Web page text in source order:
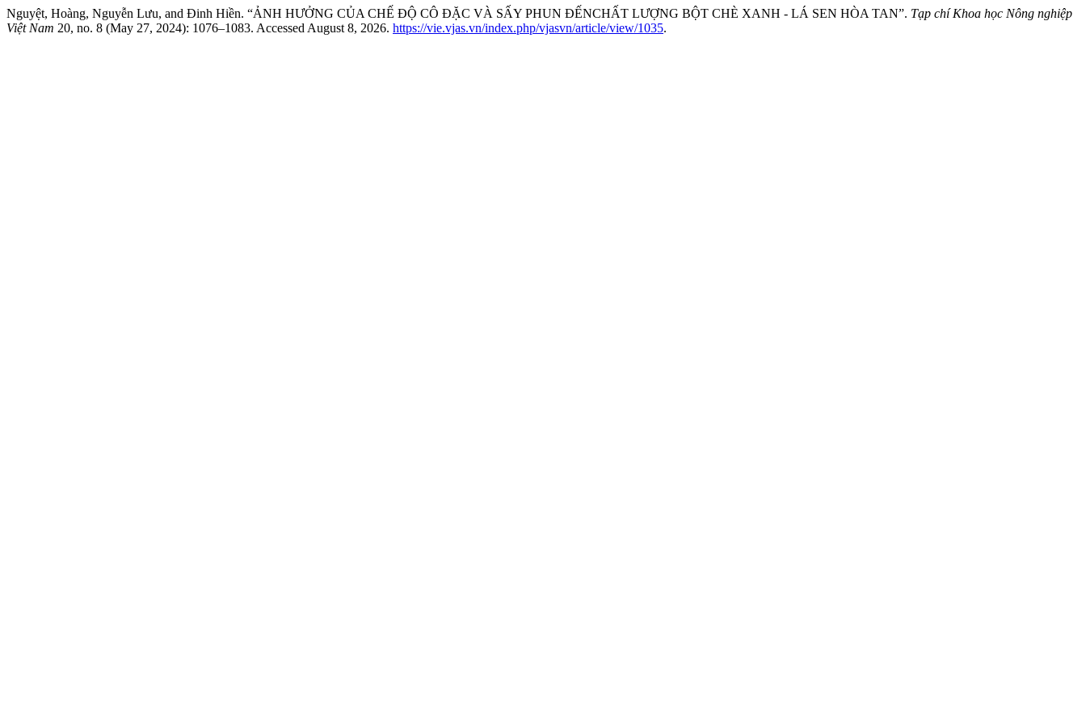
Nguyệt, Hoàng, Nguyễn Lưu, and Đinh Hiền. “ẢNH HƯỞNG CỦA CHẾ ĐỘ CÔ ĐẶC VÀ SẤY PHUN ĐẾNCHẤT LƯỢNG BỘT CHÈ XANH - LÁ SEN HÒA TAN”. Tạp chí Khoa học Nông nghiệp
Việt Nam 20, no. 8 (May 27, 2024): 1076–1083. Accessed August 8, 2026. https://vie.vjas.vn/index.php/vjasvn/article/view/1035.